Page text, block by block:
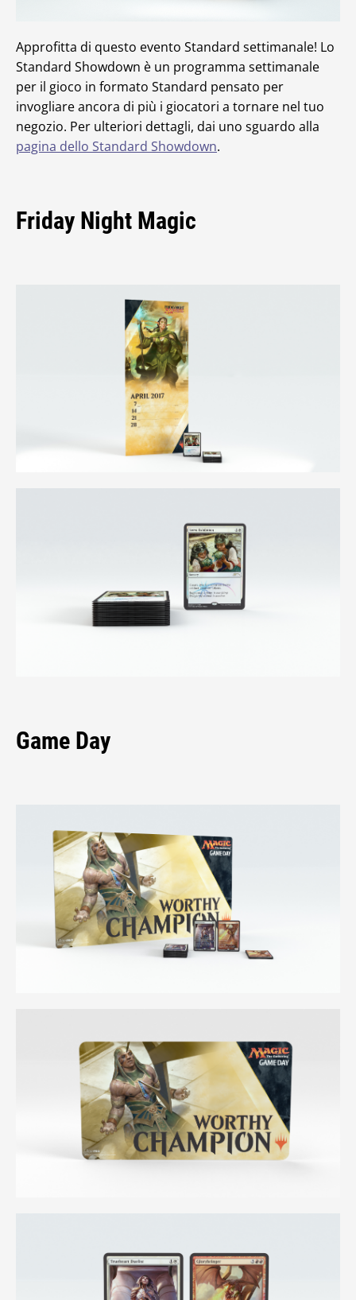
Approfitta di questo evento Standard settimanale! Lo
Standard Showdown è un programma settimanale
per il gioco in formato Standard pensato per
invogliare ancora di più i giocatori a tornare nel tuo
negozio. Per ulteriori dettagli, dai uno sguardo alla
pagina dello Standard Showdown.
Friday Night Magic
Game Day